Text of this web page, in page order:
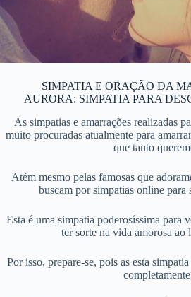
SIMPATIA E ORAÇÃO DA
AURORA: SIMPATIA PARA
As simpatias e amarrações realizadas
muito procuradas atualmente para
que tanto
Atém mesmo pelas famosas que
buscam por simpatias online para
Esta é uma simpatia poderosíssima para
ter sorte na vida amorosa ao
Por isso, prepare-se, pois as esta